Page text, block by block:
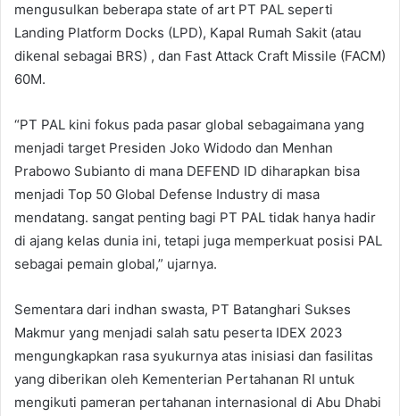
mengusulkan beberapa state of art PT PAL seperti
Landing Platform Docks (LPD), Kapal Rumah Sakit (atau
dikenal sebagai BRS) , dan Fast Attack Craft Missile (FACM)
60M.
“PT PAL kini fokus pada pasar global sebagaimana yang
menjadi target Presiden Joko Widodo dan Menhan
Prabowo Subianto di mana DEFEND ID diharapkan bisa
menjadi Top 50 Global Defense Industry di masa
mendatang. sangat penting bagi PT PAL tidak hanya hadir
di ajang kelas dunia ini, tetapi juga memperkuat posisi PAL
sebagai pemain global,” ujarnya.
Sementara dari indhan swasta, PT Batanghari Sukses
Makmur yang menjadi salah satu peserta IDEX 2023
mengungkapkan rasa syukurnya atas inisiasi dan fasilitas
yang diberikan oleh Kementerian Pertahanan RI untuk
mengikuti pameran pertahanan internasional di Abu Dhabi